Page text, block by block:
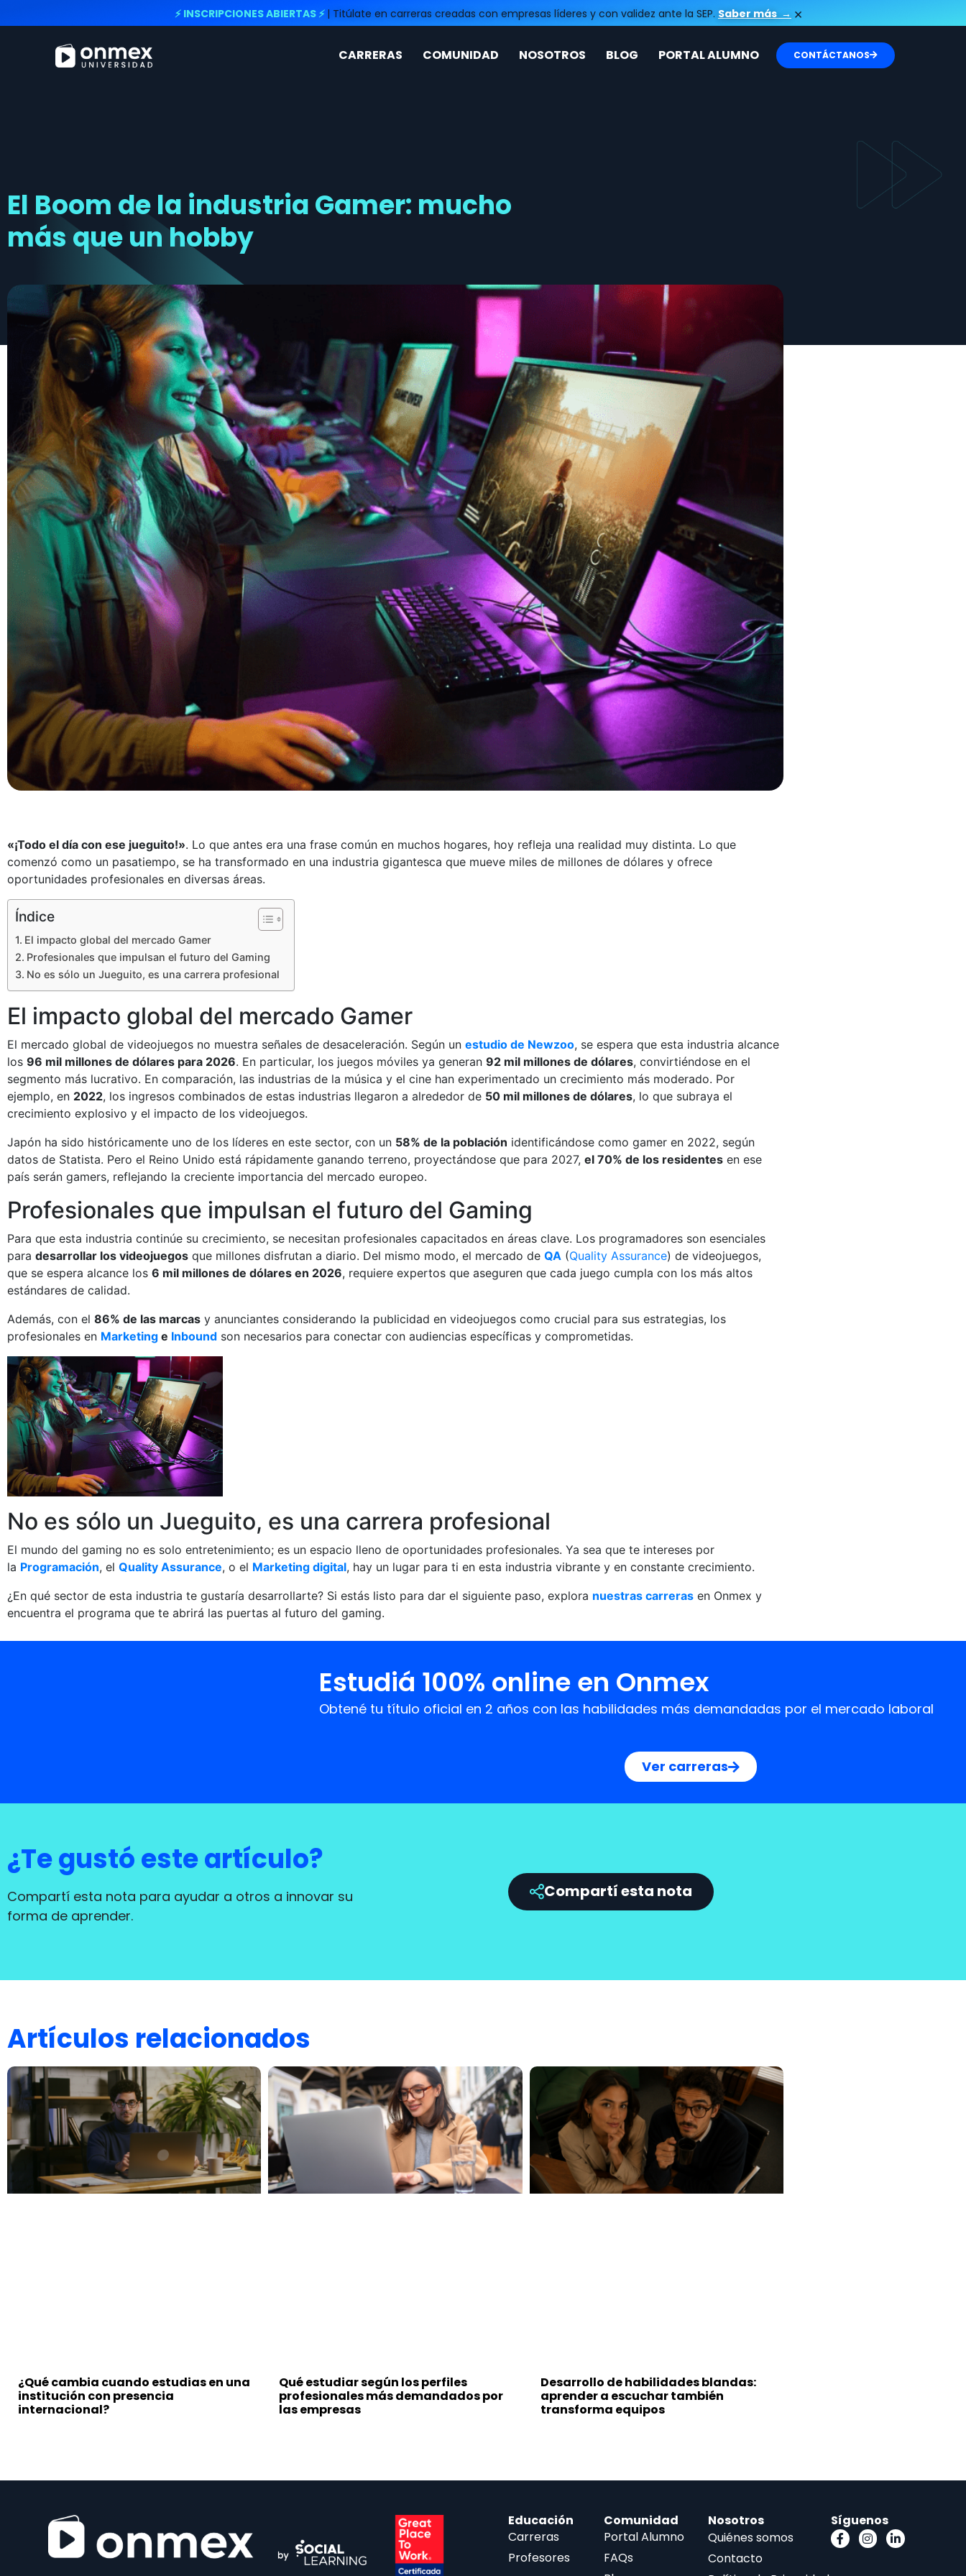
⚡ INSCRIPCIONES ABIERTAS ⚡ | Titúlate en carreras creadas con empresas líderes y con validez ante la SEP. Saber más → ×
CARRERAS COMUNIDAD NOSOTROS BLOG PORTAL ALUMNO CONTÁCTANOS
El Boom de la industria Gamer: mucho
más que un hobby
«¡Todo el día con ese jueguito!». Lo que antes era una frase común en muchos hogares, hoy refleja una realidad muy distinta. Lo que
comenzó como un pasatiempo, se ha transformado en una industria gigantesca que mueve miles de millones de dólares y ofrece
oportunidades profesionales en diversas áreas.
Índice
El impacto global del mercado Gamer
Profesionales que impulsan el futuro del Gaming
No es sólo un Jueguito, es una carrera profesional
El impacto global del mercado Gamer
El mercado global de videojuegos no muestra señales de desaceleración. Según un estudio de Newzoo, se espera que esta industria alcance
los 96 mil millones de dólares para 2026. En particular, los juegos móviles ya generan 92 mil millones de dólares, convirtiéndose en el
segmento más lucrativo. En comparación, las industrias de la música y el cine han experimentado un crecimiento más moderado. Por
ejemplo, en 2022, los ingresos combinados de estas industrias llegaron a alrededor de 50 mil millones de dólares, lo que subraya el
crecimiento explosivo y el impacto de los videojuegos.
Japón ha sido históricamente uno de los líderes en este sector, con un 58% de la población identificándose como gamer en 2022, según
datos de Statista. Pero el Reino Unido está rápidamente ganando terreno, proyectándose que para 2027, el 70% de los residentes en ese
país serán gamers, reflejando la creciente importancia del mercado europeo.
Profesionales que impulsan el futuro del Gaming
Para que esta industria continúe su crecimiento, se necesitan profesionales capacitados en áreas clave. Los programadores son esenciales
para desarrollar los videojuegos que millones disfrutan a diario. Del mismo modo, el mercado de QA (Quality Assurance) de videojuegos,
que se espera alcance los 6 mil millones de dólares en 2026, requiere expertos que aseguren que cada juego cumpla con los más altos
estándares de calidad.
Además, con el 86% de las marcas y anunciantes considerando la publicidad en videojuegos como crucial para sus estrategias, los
profesionales en Marketing e Inbound son necesarios para conectar con audiencias específicas y comprometidas.
No es sólo un Jueguito, es una carrera profesional
El mundo del gaming no es solo entretenimiento; es un espacio lleno de oportunidades profesionales. Ya sea que te intereses por
la Programación, el Quality Assurance, o el Marketing digital, hay un lugar para ti en esta industria vibrante y en constante crecimiento.
¿En qué sector de esta industria te gustaría desarrollarte? Si estás listo para dar el siguiente paso, explora nuestras carreras en Onmex y
encuentra el programa que te abrirá las puertas al futuro del gaming.
Estudiá 100% online en Onmex
Obtené tu título oficial en 2 años con las habilidades más demandadas por el mercado laboral
Ver carreras
¿Te gustó este artículo?
Compartí esta nota para ayudar a otros a innovar su
forma de aprender.
Compartí esta nota
Artículos relacionados
¿Qué cambia cuando estudias en una
institución con presencia
internacional?
Qué estudiar según los perfiles
profesionales más demandados por
las empresas
Desarrollo de habilidades blandas:
aprender a escuchar también
transforma equipos
Educación
Carreras
Profesores
Comunidad
Portal Alumno
FAQs
Nosotros
Quiénes somos
Contacto
Síguenos